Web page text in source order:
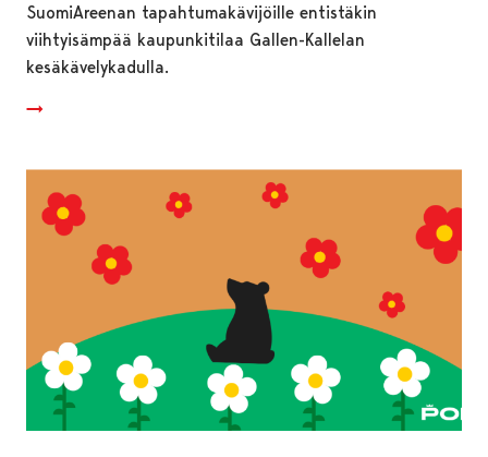
SuomiAreenan tapahtumakävijöille entistäkin
viihtyisämpää kaupunkitilaa Gallen-Kallelan
kesäkävelykadulla.